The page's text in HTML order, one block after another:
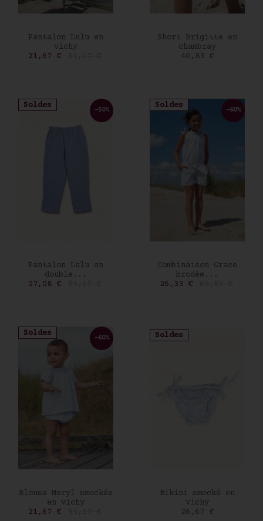
AJOUTER AU PANIER
Pantalon Lulu en
vichy
Prix
21,67 €
AJOUTER AU PANIER
Short Brigitte en
chambray
Prix
40,83 €
Soldes
AJOUTER AU PANIER
Pantalon Lulu en
double...
Prix
27,08 €
-50%
Soldes
AJOUTER AU PANIER
Combinaison Grace
brodée...
Prix
26,33 €
-60%
Soldes
AJOUTER AU PANIER
Blouse Meryl smockée
en vichy
Prix
21,67 €
-60% Soldes
AJOUTER AU PANIER
Bikini smocké en
vichy
Prix
26,67 €